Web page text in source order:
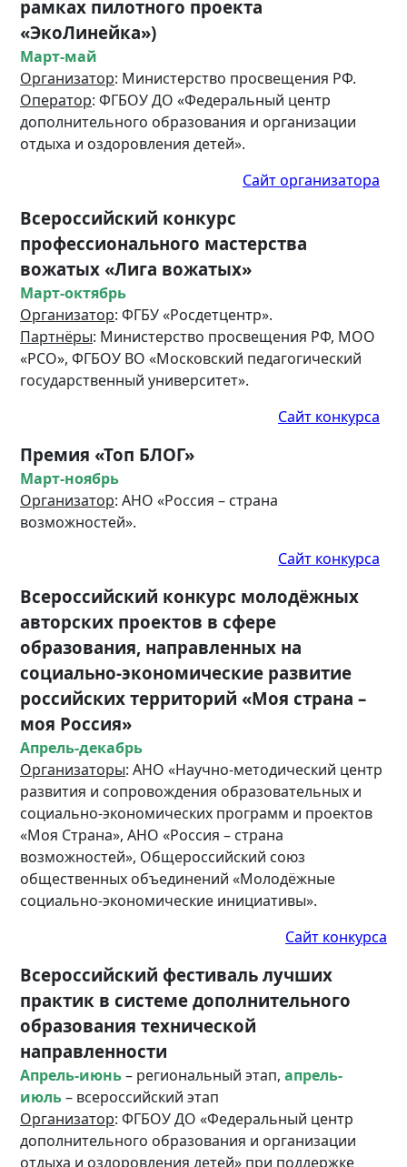
рамках пилотного проекта
«ЭкоЛинейка»)
Март-май
Организатор: Министерство просвещения РФ.
Оператор: ФГБОУ ДО «Федеральный центр
дополнительного образования и организации
отдыха и оздоровления детей».
Сайт организатора
Всероссийский конкурс
профессионального мастерства
вожатых «Лига вожатых»
Март-октябрь
Организатор: ФГБУ «Росдетцентр».
Партнёры: Министерство просвещения РФ, МОО
«РСО», ФГБОУ ВО «Московский педагогический
государственный университет».
Сайт конкурса
Премия «Топ БЛОГ»
Март-ноябрь
Организатор: АНО «Россия – страна
возможностей».
Сайт конкурса
Всероссийский конкурс молодёжных
авторских проектов в сфере
образования, направленных на
социально-экономические развитие
российских территорий «Моя страна –
моя Россия»
Апрель-декабрь
Организаторы: АНО «Научно-методический центр
развития и сопровождения образовательных и
социально-экономических программ и проектов
«Моя Страна», АНО «Россия – страна
возможностей», Общероссийский союз
общественных объединений «Молодёжные
социально-экономические инициативы».
Сайт конкурса
Всероссийский фестиваль лучших
практик в системе дополнительного
образования технической
направленности
Апрель-июнь– региональный этап, апрель-
июль– всероссийский этап
Организатор: ФГБОУ ДО «Федеральный центр
дополнительного образования и организации
отдыха и оздоровления детей» при поддержке